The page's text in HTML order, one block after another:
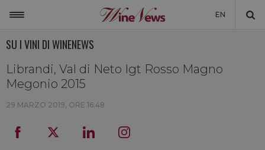
EN
MONDO
LA CANTINA DI WINENEWS
SU I VINI DI WINENEWS
Librandi, Val di Neto Igt Rosso Magno
Megonio 2015
29 MARZO 2019, ORE 16:48